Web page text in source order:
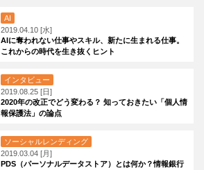
AI
2019.04.10 [水]
AIに奪われない仕事やスキル、新たに生まれる仕事。
これからの時代を生き抜くヒント
インタビュー
2019.08.25 [日]
2020年の改正でどう変わる？ 知っておきたい「個人情
報保護法」の論点
ソーシャルレンディング
2019.03.04 [月]
PDS（パーソナルデータストア）とは何か？情報銀行